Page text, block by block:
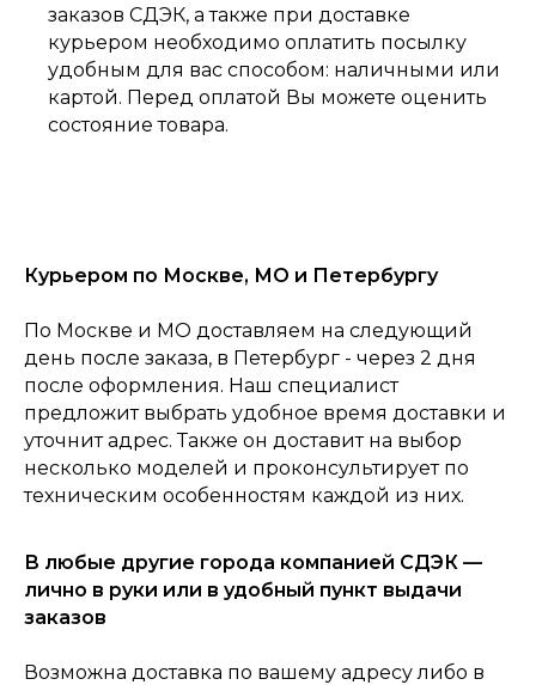
Главная Каталог
Консультация Корзина
0
заказов СДЭК, а также при доставке
курьером необходимо оплатить посылку
удобным для вас способом: наличными или
картой. Перед оплатой Вы можете оценить
состояние товара.
Курьером по Москве, МО и Петербургу
По Москве и МО доставляем на следующий
день после заказа, в Петербург - через 2 дня
после оформления. Наш специалист
предложит выбрать удобное время доставки и
уточнит адрес. Также он доставит на выбор
несколько моделей и проконсультирует по
техническим особенностям каждой из них.
В любые другие города компанией СДЭК —
лично в руки или в удобный пункт выдачи
заказов
Возможна доставка по вашему адресу либо в